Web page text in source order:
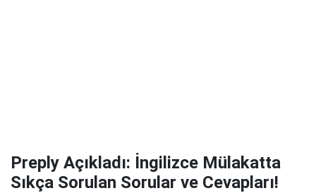
Preply Açıkladı: İngilizce Mülakatta
Sıkça Sorulan Sorular ve Cevapları!